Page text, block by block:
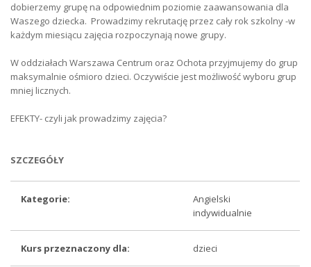
dobierzemy grupę na odpowiednim poziomie zaawansowania dla
Waszego dziecka. Prowadzimy rekrutację przez cały rok szkolny -w
każdym miesiącu zajęcia rozpoczynają nowe grupy.
W oddziałach Warszawa Centrum oraz Ochota przyjmujemy do grup
maksymalnie ośmioro dzieci. Oczywiście jest możliwość wyboru grup
mniej licznych.
EFEKTY- czyli jak prowadzimy zajęcia?
SZCZEGÓŁY
Kategorie:
Angielski
indywidualnie
Kurs przeznaczony dla: dzieci